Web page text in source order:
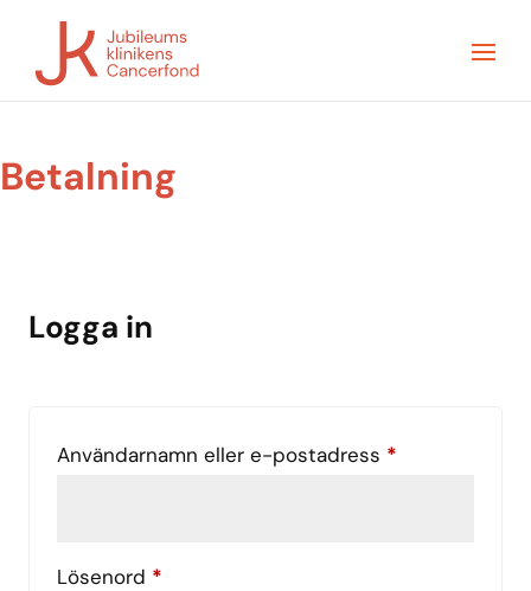
Betalning
Logga in
Användarnamn eller e-postadress *
Lösenord *